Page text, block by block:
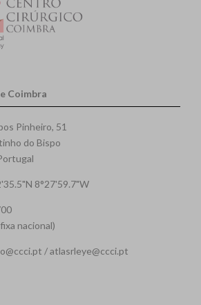
Coimbra
Pinheiro, 51
do Bispo
8°27'59.7"W
nacional)
/ atlasrleye@ccci.pt